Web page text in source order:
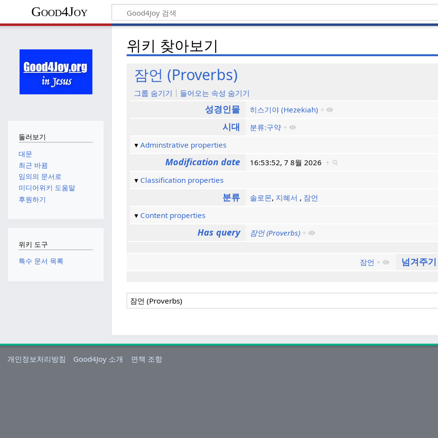
Good4Joy
위키 찾아보기
잠언 (Proverbs)
그룹 숨기기 들어오는 속성 숨기기
성경인물 히스기야 (Hezekiah) +
시대 분류:구약 +
Adminstrative properties
Modification date 16:53:52, 7 8월 2026 +
Classification properties
분류 솔로몬, 지혜서 , 잠언
Content properties
Has query 잠언 (Proverbs) +
잠언 + 넘겨주
둘러보기
대문
최근 바뀜
임의의 문서로
미디어위키 도움말
후원하기
위키 도구
특수 문서 목록
개인정보처리방침 Good4Joy 소개 면책 조항